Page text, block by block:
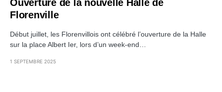
Ouverture de la nouvelle Halle de
Florenville
Début juillet, les Florenvillois ont célébré l’ouverture de la Halle
sur la place Albert Ier, lors d’un week-end…
1 SEPTEMBRE 2025